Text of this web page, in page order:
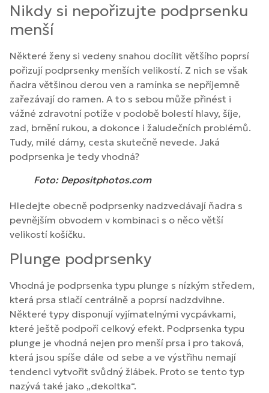
Nikdy si nepořizujte podprsenku
menší
Některé ženy si vedeny snahou docílit většího poprsí
pořizují podprsenky menších velikostí. Z nich se však
ňadra většinou derou ven a ramínka se nepříjemně
zařezávají do ramen. A to s sebou může přinést i
vážné zdravotní potíže v podobě bolestí hlavy, šíje,
zad, brnění rukou, a dokonce i žaludečních problémů.
Tudy, milé dámy, cesta skutečně nevede. Jaká
podprsenka je tedy vhodná?
Foto: Depositphotos.com
Hledejte obecně podprsenky nadzvedávají ňadra s
pevnějším obvodem v kombinaci s o něco větší
velikostí košíčku.
Plunge podprsenky
Vhodná je podprsenka typu plunge s nízkým středem,
která prsa stlačí centrálně a poprsí nadzdvihne.
Některé typy disponují vyjímatelnými vycpávkami,
které ještě podpoří celkový efekt. Podprsenka typu
plunge je vhodná nejen pro menší prsa i pro taková,
která jsou spíše dále od sebe a ve výstřihu nemají
tendenci vytvořit svůdný žlábek. Proto se tento typ
nazývá také jako „dekoltka“.